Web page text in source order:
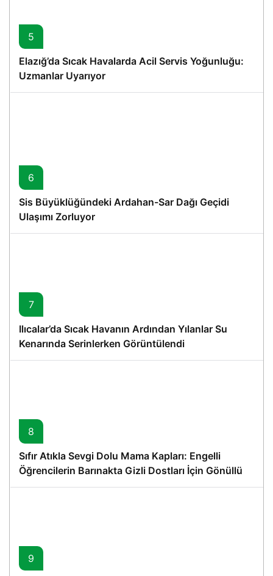
5
Elazığ’da Sıcak Havalarda Acil Servis Yoğunluğu:
Uzmanlar Uyarıyor
6
Sis Büyüklüğündeki Ardahan-Sar Dağı Geçidi
Ulaşımı Zorluyor
7
Ilıcalar’da Sıcak Havanın Ardından Yılanlar Su
Kenarında Serinlerken Görüntülendi
8
Sıfır Atıkla Sevgi Dolu Mama Kapları: Engelli
Öğrencilerin Barınakta Gizli Dostları İçin Gönüllü
Proje
9